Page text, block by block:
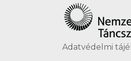
Adatvédelmi